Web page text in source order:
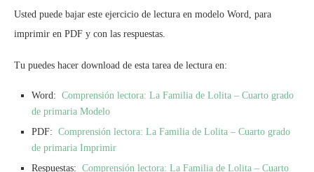
Usted puede bajar este ejercicio de lectura en modelo Word, para
imprimir en PDF y con las respuestas.
Tu puedes hacer download de esta tarea de lectura en:
Word: Comprensión lectora: La Familia de Lolita – Cuarto grado
de primaria Modelo
PDF: Comprensión lectora: La Familia de Lolita – Cuarto grado
de primaria Imprimir
Respuestas: Comprensión lectora: La Familia de Lolita – Cuarto